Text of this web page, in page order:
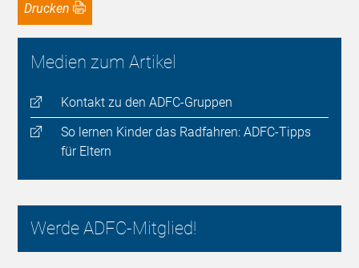
Drucken
Medien zum Artikel
Kontakt zu den ADFC-Gruppen
So lernen Kinder das Radfahren: ADFC-Tipps
für Eltern
Werde ADFC-Mitglied!